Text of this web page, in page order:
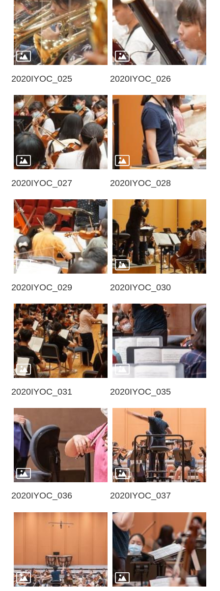
開
隱
私
宣
告
資
訊
安
全
網
料
開
宣
告
版
權
宣
告
語
詞
彙
聯
絡
我
們
常
見
問
答
意
見
應
信
導
覽
2020IYOC_025 2020IYOC_026
2020IYOC_027 2020IYOC_028
2020IYOC_029 2020IYOC_030
2020IYOC_031 2020IYOC_035
2020IYOC_036 2020IYOC_037